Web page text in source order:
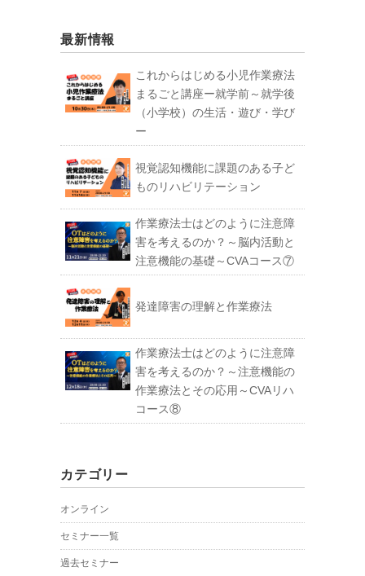
最新情報
これからはじめる小児作業療法
まるごと講座ー就学前～就学後
（小学校）の生活・遊び・学び
ー
視覚認知機能に課題のある子ど
ものリハビリテーション
作業療法士はどのように注意障
害を考えるのか？～脳内活動と
注意機能の基礎～CVAコース⑦
発達障害の理解と作業療法
作業療法士はどのように注意障
害を考えるのか？～注意機能の
作業療法とその応用～CVAリハ
コース⑧
カテゴリー
オンライン
セミナー一覧
過去セミナー